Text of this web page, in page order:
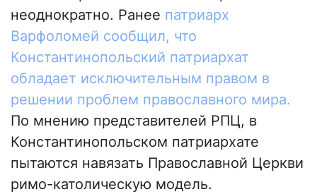
неоднократно. Ранее патриарх
Варфоломей сообщил, что
Константинопольский патриархат
обладает исключительным правом в
решении проблем православного мира.
По мнению представителей РПЦ, в
Константинопольском патриархате
пытаются навязать Православной Церкви
римо-католическую модель.